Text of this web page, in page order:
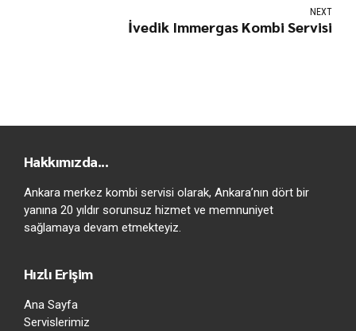
NEXT
İvedik Immergas Kombi Servisi
Hakkımızda...
Ankara merkez kombi servisi olarak, Ankara’nın dört bir
yanına 20 yıldır sorunsuz hizmet ve memnuniyet
sağlamaya devam etmekteyiz.
Hızlı Erişim
Ana Sayfa
Servislerimiz